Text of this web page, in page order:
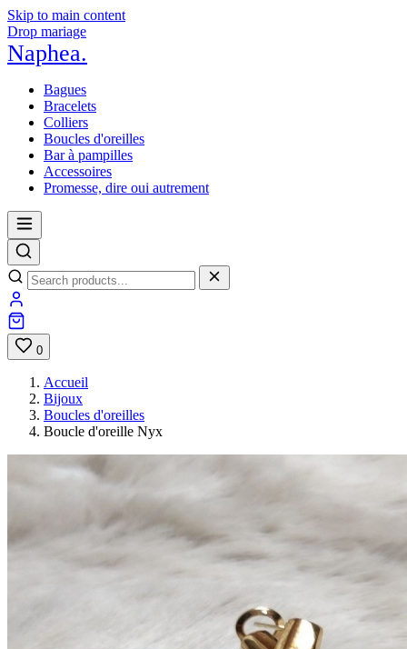
Skip to main content
Drop mariage
Naphea.
Bagues
Bracelets
Colliers
Boucles d'oreilles
Bar à pampilles
Accessoires
Promesse, dire oui autrement
0
Accueil
Bijoux
Boucles d'oreilles
Boucle d'oreille Nyx